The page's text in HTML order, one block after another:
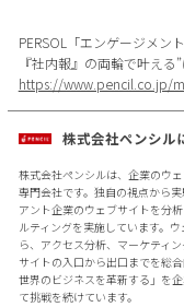
PERSOL「エンゲージメン
『社内報』の両輪で叶える
https://www.pencil.co.jp/
株式会社ペンシル
株式会社ペンシルは、企業のウ
専門会社です。独自の視点から
アント企業のウェブサイトを分
ルティングを実施しています。
ら、アクセス分析、マーケティ
サイトの入口から出口までを総
世界のビジネスを革新する」を
て挑戦を続けています。